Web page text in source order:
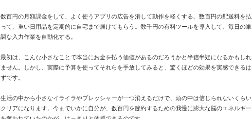
数百円の月額課金をして、よく使うアプリの広告を消して動作を軽くする。数百円の配送料を払
って、重い日用品を定期的に自宅まで届けてもらう。数千円の有料ツールを導入して、毎日の単
調な入力作業を自動化する。
最初は、こんな小さなことで本当にお金を払う価値があるのだろうかと半信半疑になるかもしれ
ません。しかし、実際に予算を使ってそれらを手放してみると、驚くほどの効果を実感できるは
ずです。
生活の中から小さなイライラやプレッシャーが一つ消えるだけで、頭の中は信じられないくらい
クリアになります。今までいかに自分が、数百円を節約するための我慢に膨大な脳のエネルギー